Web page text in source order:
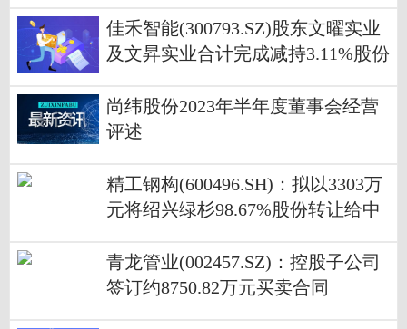
佳禾智能(300793.SZ)股东文曜实业
及文昇实业合计完成减持3.11%股份
尚纬股份2023年半年度董事会经营
评述
精工钢构(600496.SH)：拟以3303万
元将绍兴绿杉98.67%股份转让给中
青龙管业(002457.SZ)：控股子公司
签订约8750.82万元买卖合同